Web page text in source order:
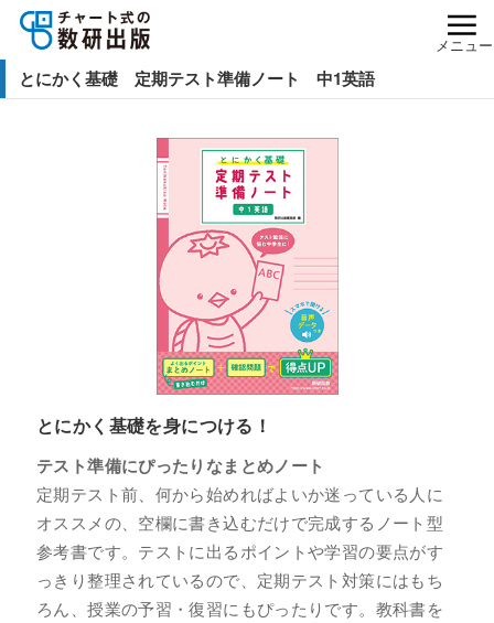
メニュー
とにかく基礎 定期テスト準備ノート 中1英語
とにかく基礎を身につける！
テスト準備にぴったりなまとめノート
定期テスト前、何から始めればよいか迷っている人に
オススメの、空欄に書き込むだけで完成するノート型
参考書です。テストに出るポイントや学習の要点がす
っきり整理されているので、定期テスト対策にはもち
ろん、授業の予習・復習にもぴったりです。教科書を